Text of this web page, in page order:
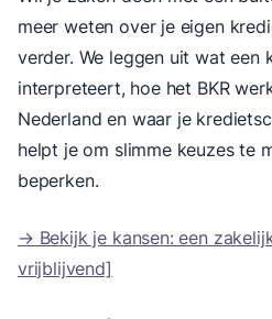
meer weten over je eigen
verder. We leggen uit wat een
interpreteert, hoe het BKR
Nederland en waar je
helpt je om slimme keuzes te
beperken.
→ Bekijk je kansen: een
vrijblijvend]